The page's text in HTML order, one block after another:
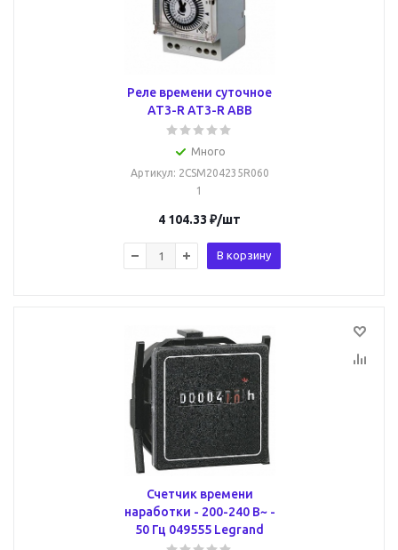
Реле времени суточное
AT3-R AT3-R ABB
Много
Артикул: 2CSM204235R060
1
4 104.33 ₽/шт
В корзину
Счетчик времени
наработки - 200-240 В~ -
50 Гц 049555 Legrand